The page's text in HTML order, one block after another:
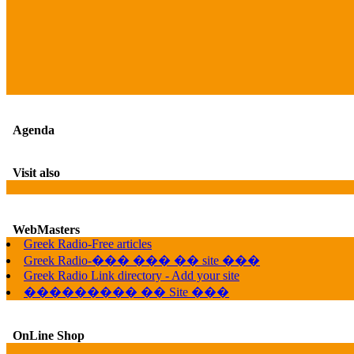
Agenda
Visit also
WebMasters
Greek Radio-Free articles
Greek Radio-��� ��� �� site ���
Greek Radio Link directory - Add your site
��������� �� Site ���
OnLine Shop